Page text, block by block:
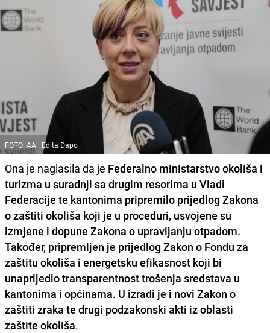
FOTO: AA : Edita Đapo
Ona je naglasila da je Federalno ministarstvo okoliša i
turizma u suradnji sa drugim resorima u Vladi
Federacije te kantonima pripremilo prijedlog Zakona
o zaštiti okoliša koji je u proceduri, usvojene su
izmjene i dopune Zakona o upravljanju otpadom.
Također, pripremljen je prijedlog Zakon o Fondu za
zaštitu okoliša i energetsku efikasnost koji bi
unaprijedio transparentnost trošenja sredstava u
kantonima i općinama. U izradi je i novi Zakon o
zaštiti zraka te drugi podzakonski akti iz oblasti
zaštite okoliša.